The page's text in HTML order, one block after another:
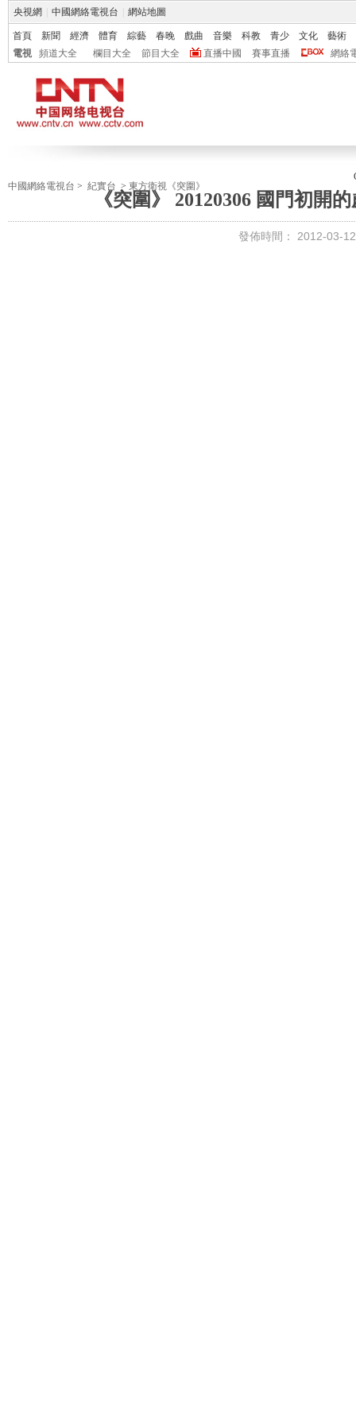
央視網 中國網絡電視台 網站地圖
首頁 新聞 經濟 體育 綜藝 春晚 戲曲 音樂 科教 青少 文化
藝術
電視
頻道大全 欄目大全 節目大全 直播中國 賽事直播 網絡
中國網絡電視台 > 紀實台 > 東方衛視《突圍》
《突圍》 20120306 國門初開
發佈時間： 2012-03-